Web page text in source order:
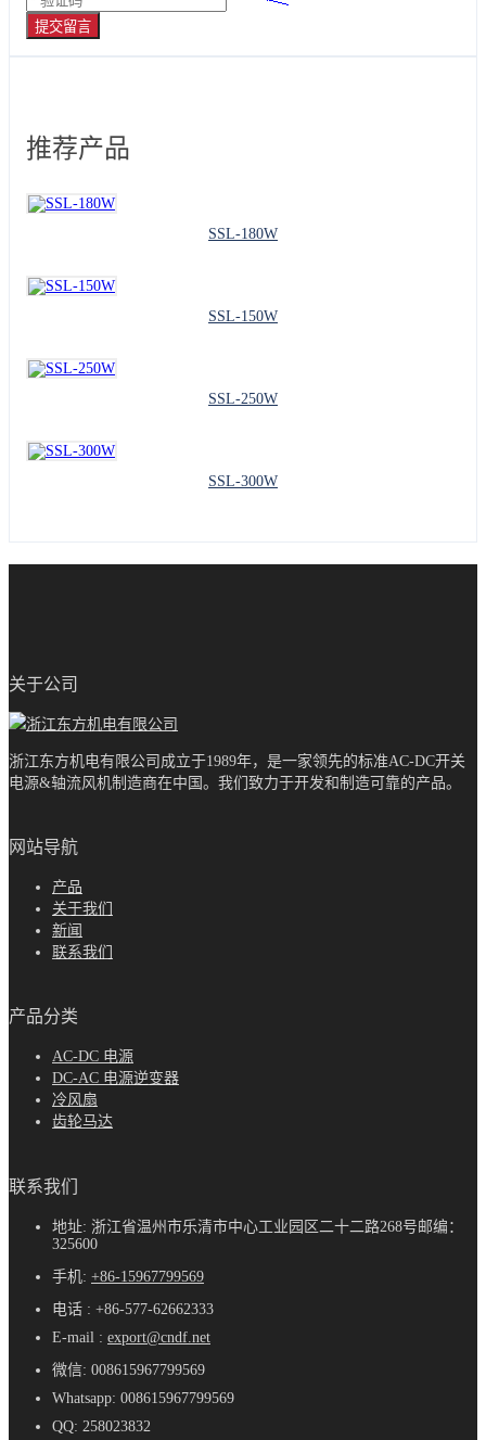
提交留言
推荐产品
SSL-180W
SSL-150W
SSL-250W
SSL-300W
关于公司
浙江东方机电有限公司成立于1989年，是一家领先的标准AC-DC开关
电源&轴流风机制造商在中国。我们致力于开发和制造可靠的产品。
网站导航
产品
关于我们
新闻
联系我们
产品分类
AC-DC 电源
DC-AC 电源逆变器
冷风扇
齿轮马达
联系我们
地址: 浙江省温州市乐清市中心工业园区二十二路268号邮编：
325600
手机: +86-15967799569
电话 : +86-577-62662333
E-mail : export@cndf.net
微信: 008615967799569
Whatsapp: 008615967799569
QQ: 258023832